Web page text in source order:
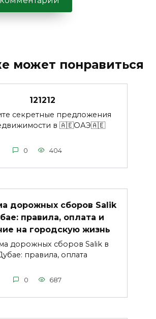
может понравиться
121212
секретные предложения
в 🇦🇪ОАЭ🇦🇪
0 404
дорожных сборов Salik
правила, оплата и
на городскую жизнь
дорожных сборов Salik в
правила, оплата
0 687